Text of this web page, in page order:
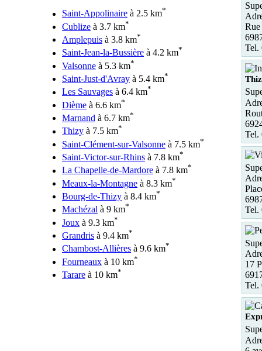
Saint-Appolinaire à 2.5 km*
Cublize à 3.7 km*
Amplepuis à 3.8 km*
Saint-Jean-la-Bussière à 4.2 km*
Valsonne à 5.3 km*
Saint-Just-d'Avray à 5.4 km*
Les Sauvages à 6.4 km*
Dième à 6.6 km*
Marnand à 6.7 km*
Thizy à 7.5 km*
Saint-Clément-sur-Valsonne à 7.5 km*
Saint-Victor-sur-Rhins à 7.8 km*
La Chapelle-de-Mardore à 7.8 km*
Meaux-la-Montagne à 8.3 km*
Bourg-de-Thizy à 8.4 km*
Machézal à 9 km*
Joux à 9.3 km*
Grandris à 9.4 km*
Chambost-Allières à 9.6 km*
Fourneaux à 10 km*
Tarare à 10 km*
Tel.
Tel.
Tel.
17
Tel.